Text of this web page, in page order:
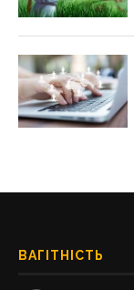
ВАГІТНІСТЬ